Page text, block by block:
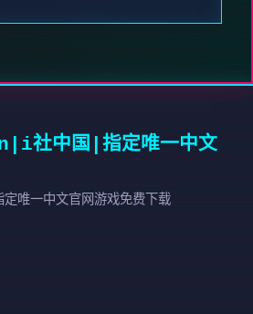
中国|指定唯一中文
一中文官网游戏免费下载